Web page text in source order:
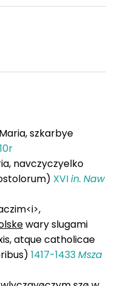
szkarbye
navczyczyelko
XVIin. Naw
wary slugami
atque catholicae
1417-1433Msza